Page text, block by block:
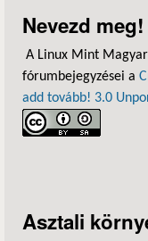
Nevezd
A Linux Mint
fórumbejegyzései a
add tovább! 3.0
Asztali